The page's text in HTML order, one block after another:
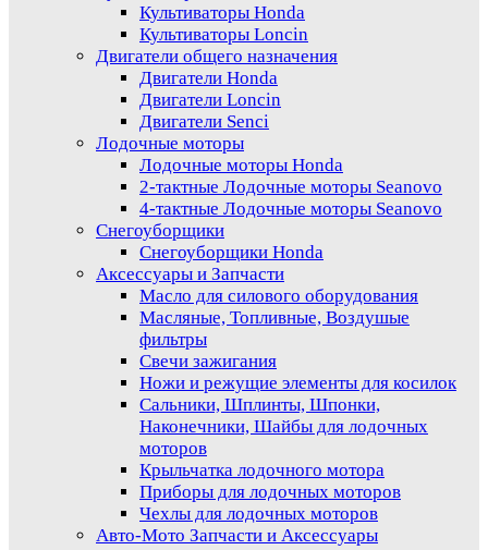
Культиваторы Honda
Культиваторы Loncin
Двигатели общего назначения
Двигатели Honda
Двигатели Loncin
Двигатели Senci
Лодочные моторы
Лодочные моторы Honda
2-тактные Лодочные моторы Seanovo
4-тактные Лодочные моторы Seanovo
Снегоуборщики
Снегоуборщики Honda
Аксессуары и Запчасти
Масло для силового оборудования
Масляные, Топливные, Воздушые
фильтры
Свечи зажигания
Ножи и режущие элементы для косилок
Сальники, Шплинты, Шпонки,
Наконечники, Шайбы для лодочных
моторов
Крыльчатка лодочного мотора
Приборы для лодочных моторов
Чехлы для лодочных моторов
Авто-Мото Запчасти и Аксессуары